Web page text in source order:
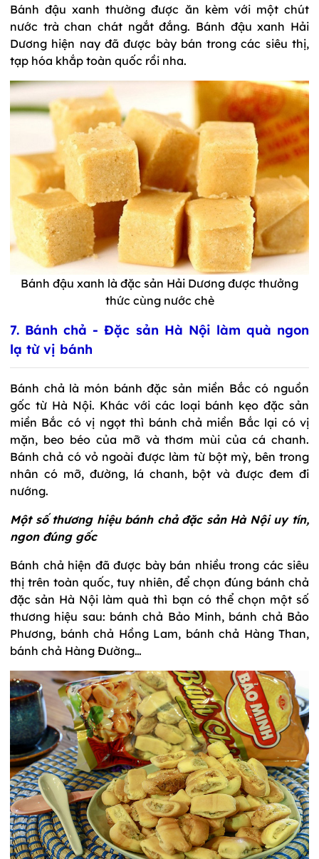
Bánh đậu xanh thường được ăn kèm với một chút
nước trà chan chát ngắt đắng. Bánh đậu xanh Hải
Dương hiện nay đã được bày bán trong các siêu thị,
tạp hóa khắp toàn quốc rồi nha.
Bánh đậu xanh là đặc sản Hải Dương được thưởng
thức cùng nước chè
7. Bánh chả - Đặc sản Hà Nội làm quà ngon
lạ từ vị bánh
Bánh chả là món bánh đặc sản miền Bắc có nguồn
gốc từ Hà Nội. Khác với các loại bánh kẹo đặc sản
miền Bắc có vị ngọt thì bánh chả miền Bắc lại có vị
mặn, beo béo của mỡ và thơm mùi của cá chanh.
Bánh chả có vỏ ngoài được làm từ bột mỳ, bên trong
nhân có mỡ, đường, lá chanh, bột và được đem đi
nướng.
Một số thương hiệu bánh chả đặc sản Hà Nội uy tín,
ngon đúng gốc
Bánh chả hiện đã được bày bán nhiều trong các siêu
thị trên toàn quốc, tuy nhiên, để chọn đúng bánh chả
đặc sản Hà Nội làm quà thì bạn có thể chọn một số
thương hiệu sau: bánh chả Bảo Minh, bánh chả Bảo
Phương, bánh chả Hồng Lam, bánh chả Hàng Than,
bánh chả Hàng Đường…